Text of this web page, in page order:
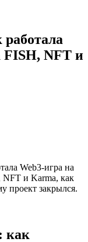
FISH, NFT и
Web3-игра на
NFT и Karma, как
проект закрылся.
как